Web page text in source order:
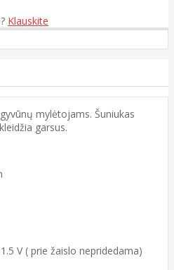
Klauskite
mylėtojams. Šuniukas
garsus.
V ( prie žaislo nepridedama)